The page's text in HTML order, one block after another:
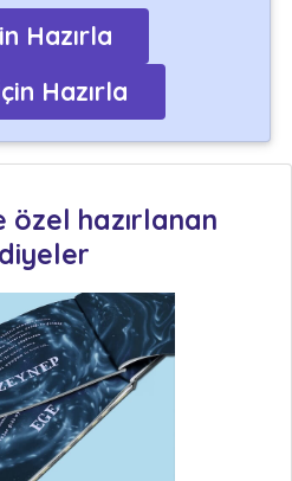
Hazırla
Hazırla
özel hazırlanan